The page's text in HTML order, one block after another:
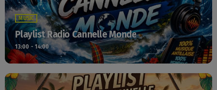
MUSIC
Playlist Radio Cannelle Monde
13:00 - 14:00